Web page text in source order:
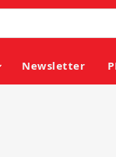
Newsletter